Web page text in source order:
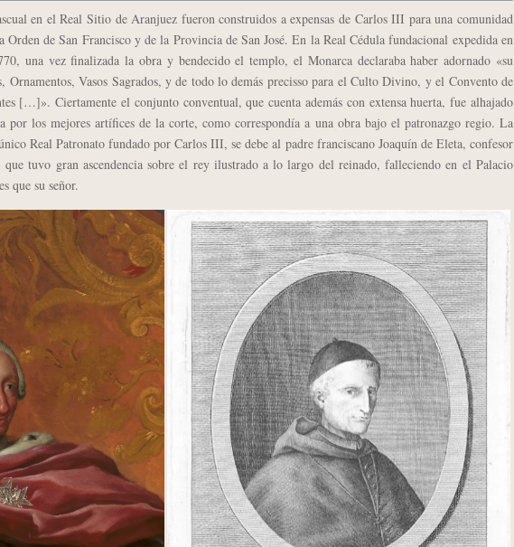
en el Real Sitio de Aranjuez fueron construidos a expensas de Carlos III para una comunidad
Orden de San Francisco y de la Provincia de San José. En la Real Cédula fundacional expedida en
una vez finalizada la obra y bendecido el templo, el Monarca declaraba haber adornado «su
Vasos Sagrados, y de todo lo demás precisso para el Culto Divino, y el Convento de
[…]». Ciertamente el conjunto conventual, que cuenta además con extensa huerta, fue alhajado
por los mejores artífices de la corte, como correspondía a una obra bajo el patronazgo regio. La
Real Patronato fundado por Carlos III, se debe al padre franciscano Joaquín de Eleta, confesor
tuvo gran ascendencia sobre el rey ilustrado a lo largo del reinado, falleciendo en el Palacio
que su señor.